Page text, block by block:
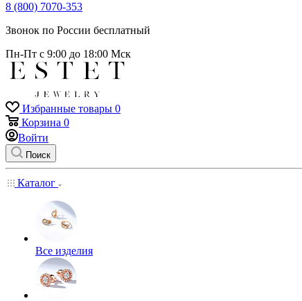
8 (800) 7070-353
Звонок по России бесплатный
Пн-Пт с 9:00 до 18:00 Мск
Избранные товары 0
Корзина 0
Войти
Поиск
Каталог
Все изделия